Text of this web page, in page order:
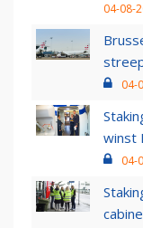
04-08-
04-
winst
04-